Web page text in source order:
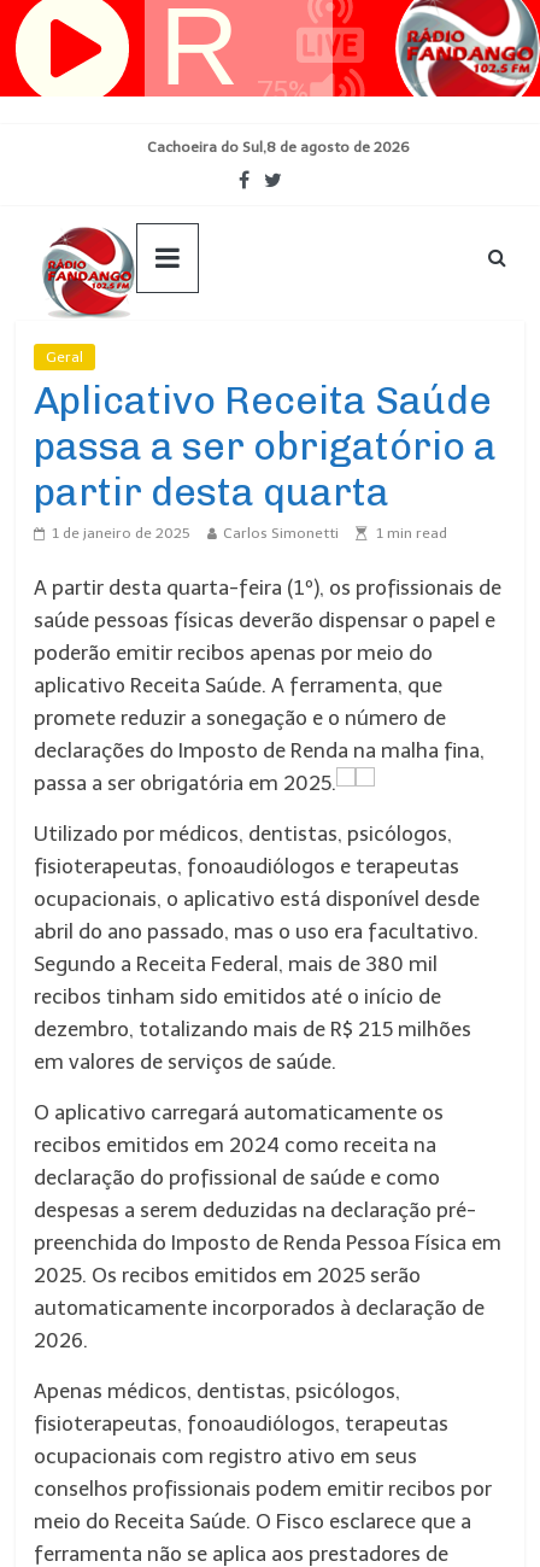
Pular
para
Cachoeira do Sul,8 de agosto de 2026
Geral
Aplicativo Receita Saúde
passa a ser obrigatório a
partir desta quarta
1 de janeiro de 2025 Carlos Simonetti 1 min read
A partir desta quarta-feira (1º), os profissionais de
saúde pessoas físicas deverão dispensar o papel e
poderão emitir recibos apenas por meio do
aplicativo Receita Saúde. A ferramenta, que
promete reduzir a sonegação e o número de
declarações do Imposto de Renda na malha fina,
passa a ser obrigatória em 2025.
Utilizado por médicos, dentistas, psicólogos,
fisioterapeutas, fonoaudiólogos e terapeutas
ocupacionais, o aplicativo está disponível desde
abril do ano passado, mas o uso era facultativo.
Segundo a Receita Federal, mais de 380 mil
recibos tinham sido emitidos até o início de
dezembro, totalizando mais de R$ 215 milhões
em valores de serviços de saúde.
O aplicativo carregará automaticamente os
recibos emitidos em 2024 como receita na
declaração do profissional de saúde e como
despesas a serem deduzidas na declaração pré-
preenchida do Imposto de Renda Pessoa Física em
2025. Os recibos emitidos em 2025 serão
automaticamente incorporados à declaração de
2026.
Apenas médicos, dentistas, psicólogos,
fisioterapeutas, fonoaudiólogos, terapeutas
ocupacionais com registro ativo em seus
conselhos profissionais podem emitir recibos por
meio do Receita Saúde. O Fisco esclarece que a
ferramenta não se aplica aos prestadores de